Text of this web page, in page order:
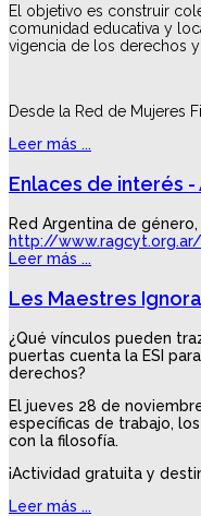
El objetivo es construir
comunidad educativa y
vigencia de los derechos
Desde la Red de Mujeres
Leer más ...
Enlaces de interés -
Red Argentina de
http://www.ragcyt.org.ar/
Leer más ...
Les Maestres
¿Qué vínculos pueden
puertas cuenta la ESI
derechos?
El jueves 28 de
específicas de trabajo,
con la filosofía.
¡Actividad gratuita y
Leer más ...